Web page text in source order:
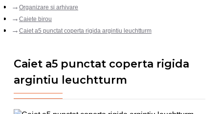
Organizare si arhivare
Caiete birou
Caiet a5 punctat coperta rigida argintiu leuchtturm
Caiet a5 punctat coperta rigida
argintiu leuchtturm